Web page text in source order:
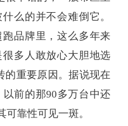
么的并不会难倒它。
品牌里，这么多年来
多人敢放心大胆地选
的重要原因。据说现在
前的那90多万台中还
靠性可见一斑。